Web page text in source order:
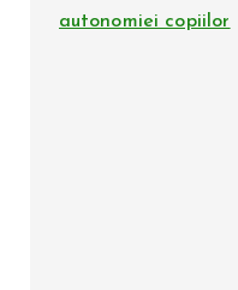
autonomiei copiilor